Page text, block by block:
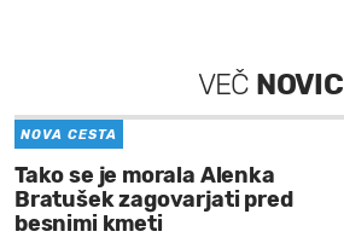
VEČ NOVIC
NOVA CESTA
Tako se je morala Alenka
Bratušek zagovarjati pred
besnimi kmeti